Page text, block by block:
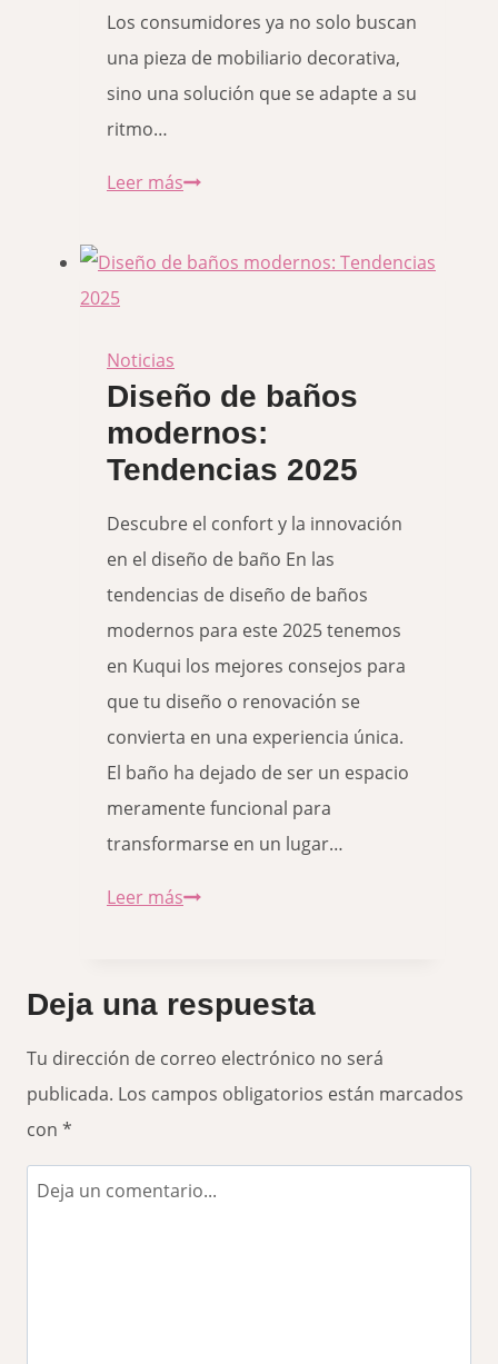
Los consumidores ya no solo buscan
una pieza de mobiliario decorativa,
sino una solución que se adapte a su
ritmo…
Leer másTendencias
sofás
y
funcionalidad
a
Noticias
Diseño de baños
modernos:
Tendencias 2025
Descubre el confort y la innovación
en el diseño de baño En las
tendencias de diseño de baños
modernos para este 2025 tenemos
en Kuqui los mejores consejos para
que tu diseño o renovación se
convierta en una experiencia única.
El baño ha dejado de ser un espacio
meramente funcional para
transformarse en un lugar…
Leer másDiseño
modernos:
Deja una respuesta
Tu dirección de correo electrónico no será
publicada. Los campos obligatorios están marcados
con *